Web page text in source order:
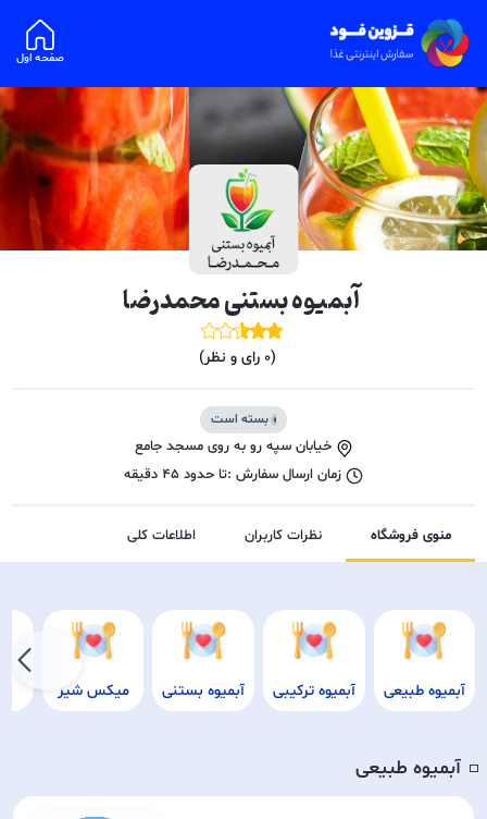
صفحه اول
آبمیوه بستنی محمدرضا
(
0 رای و نظر)
بسته است
خیابان سپه رو به روی مسجد جامع
زمان ارسال سفارش :تا حدود 45 دقیقه
منوی فروشگاه نظرات کاربران اطلاعات کلی
آبمیوه طبیعی آبمیوه ترکیبی آبمیوه بستنی میکس شیر
◽️ آبمیوه طبیعی